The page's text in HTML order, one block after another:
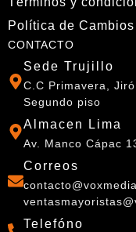
Política de
CONTACTO
Sede Trujillo
C.C Primavera,
Segundo piso
Almacen Lima
Av. Manco Cápac
Correos
Telefóno